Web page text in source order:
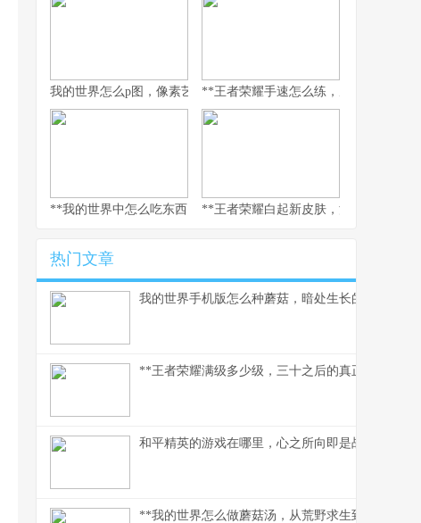
我的世界怎么p图，像素艺术与创意的交响**王者荣耀手速怎么练，从入门到精
**我的世界中怎么吃东西，生存与美味的核心法则，副标题，像素
**王者荣耀白起新皮肤，深渊咆哮的
热门文章
我的世界手机版怎么种蘑菇，暗处生长的美味与财
**王者荣耀满级多少级，三十之后的真正征途**
和平精英的游戏在哪里，心之所向即是战场，副标
**我的世界怎么做蘑菇汤，从荒野求生到精致烹饪